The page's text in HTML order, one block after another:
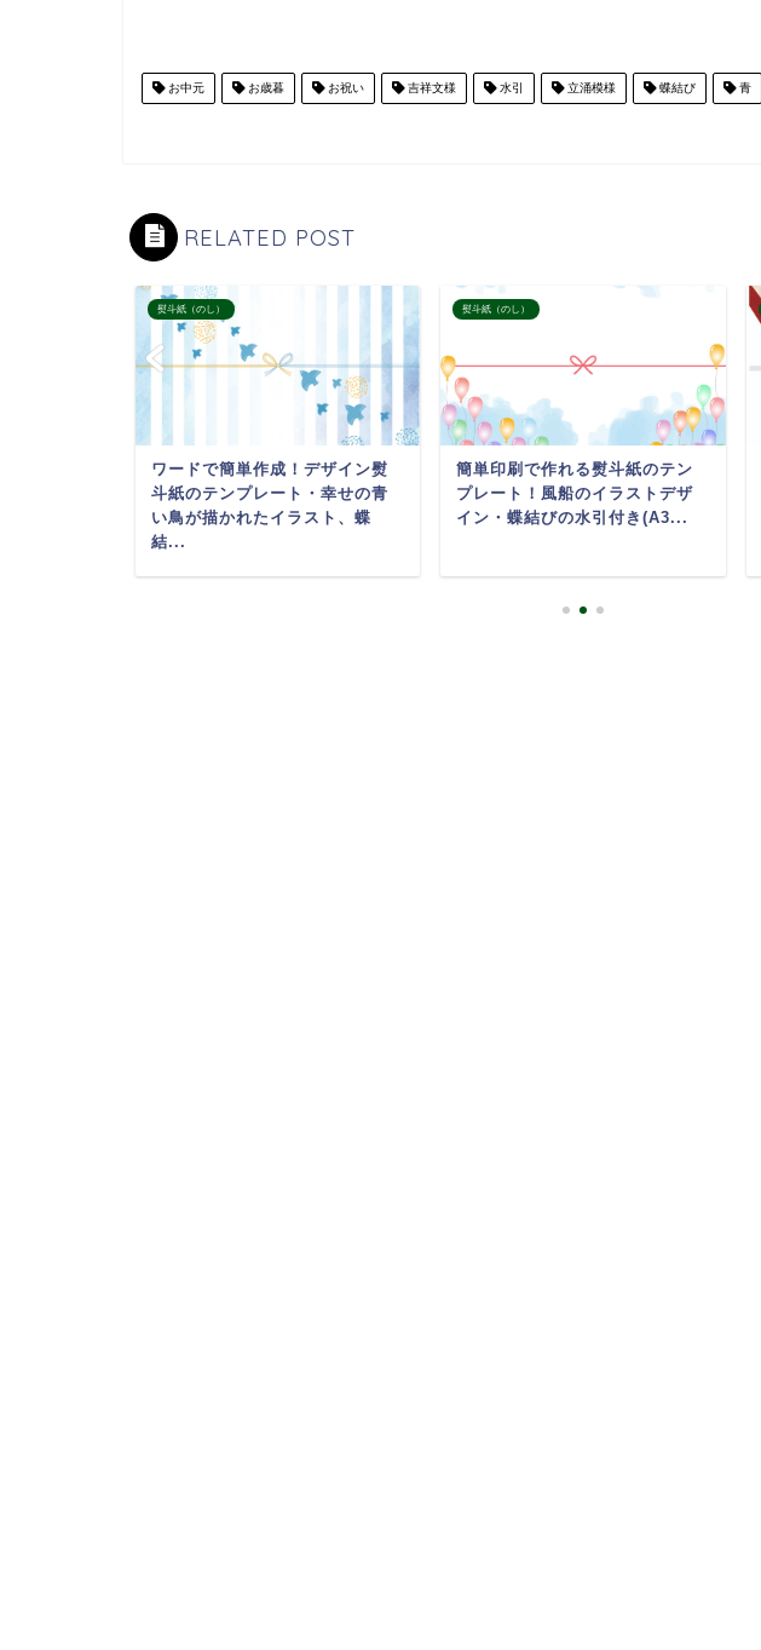
お中元 お歳暮 お祝い 吉祥文様 水引 立涌模様 蝶結び 青
RELATED POST
熨斗紙（のし）
ワードで簡単作成！デザイン熨
斗紙のテンプレート・幸せの青
い鳥が描かれたイラスト、蝶
結...
熨斗紙（のし）
簡単印刷で作れる熨斗紙のテン
プレート！風船のイラストデザ
イン・蝶結びの水引付き(A3...